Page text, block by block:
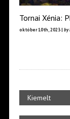
Tornai Xénia:
október 10th, 2023 | by
Kiemelt